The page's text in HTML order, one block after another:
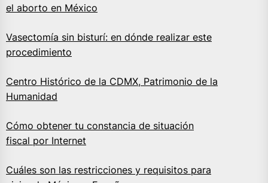
el aborto en México
Vasectomía sin bisturí: en dónde realizar este
procedimiento
Centro Histórico de la CDMX, Patrimonio de la
Humanidad
Cómo obtener tu constancia de situación
fiscal por Internet
Cuáles son las restricciones y requisitos para